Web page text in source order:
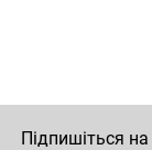
Підпишіться